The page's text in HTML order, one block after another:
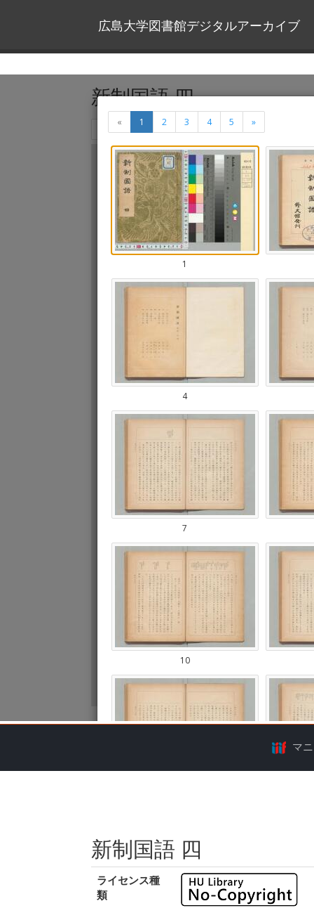
広島大学図書館デジタルアーカイブ
マ
新制国語 四
ライセンス種
類